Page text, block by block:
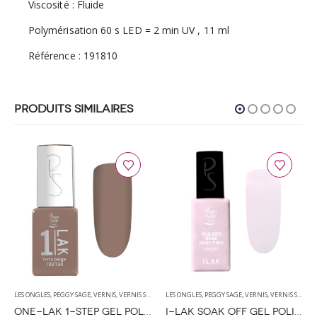
Viscosité : Fluide
​Polymérisation 60 s LED = 2 min UV , 11 ml
Référence : 191810
PRODUITS SIMILAIRES
LES ONGLES, PEGGY SAGE,VERNIS,VERNIS SEMI PERMANENT
ONE-LAK 1-STEP GEL POLISH TERRA BEIGE – 5ML
LES ONGLES, PEGGY SAGE,VERNIS,VERNIS SEMI PERMANENT
I-LAK SOAK OFF GEL POLISH BUILDER BASE BABY PINK – 11ML